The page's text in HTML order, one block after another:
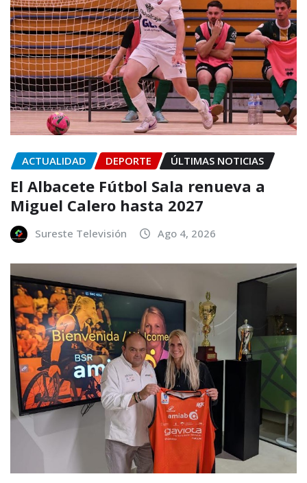
ACTUALIDAD DEPORTE ÚLTIMAS NOTICIAS
El Albacete Fútbol Sala renueva a
Miguel Calero hasta 2027
Sureste Televisión Ago 4, 2026